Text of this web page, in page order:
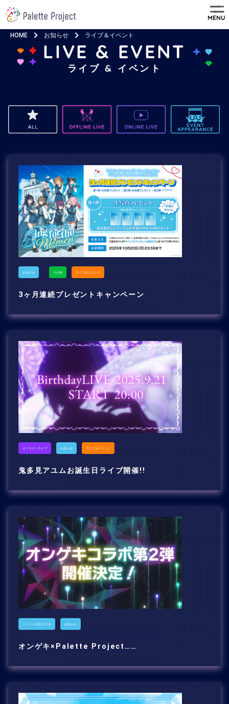
MENU
HOME お知らせ ライブ＆イベント
LIVE & EVENT
ライブ & イベント
お知らせ その他 ライブ＆イベント
3ヶ月連続プレゼントキャンペーン
オンラインライブ お知らせ ライブ＆イベント
鬼多見アユムお誕生日ライブ開催!!
イベント出演/コラボ お知らせ
オンゲキ×Palette Project……